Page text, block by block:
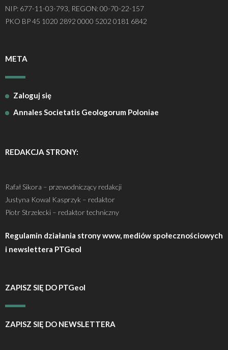
NIP: 677-11-03-793, REGON: 00-70-22-157
PKO BP 45 1020 2892 0000 5202 0181 6842
META
Zaloguj się
Annales Societatis Geologorum Poloniae
REDAKCJA STRONY:
Rafał Sikora – przewodniczący redakcji
Justyna Kowal Kasprzyk – redaktor
Piotr Strzelecki – redaktor techniczny
Regulamin działania strony www, mediów społecznościowych
i newslettera PTGeol
ZAPISZ SIĘ DO PTGeol
ZAPISZ SIĘ DO NEWSLETTERA